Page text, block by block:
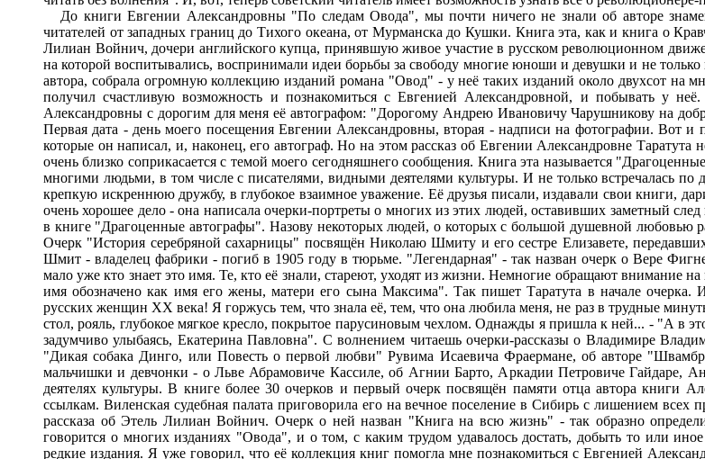
До книги Евгении Александровны "По следам Овода", мы почти ничего не знали об авторе
читателей от западных границ до Тихого океана, от Мурманска до Кушки. Книга эта, как и книга о
Лилиан Войнич, дочери английского купца, принявшую живое участие в русском революционном
на которой воспитывались, воспринимали идеи борьбы за свободу многие юноши и девушки и не
автора, собрала огромную коллекцию изданий романа "Овод" - у неё таких изданий около двухсот на
получил счастливую возможность и познакомиться с Евгенией Александровной, и побывать у
Александровны с дорогим для меня её автографом: "Дорогому Андрею Ивановичу Чарушникову на
Первая дата - день моего посещения Евгении Александровны, вторая - надписи на фотографии. Вот и
которые он написал, и, наконец, его автограф. Но на этом рассказ об Евгении Александровне
очень близко соприкасается с темой моего сегодняшнего сообщения. Книга эта называется
многими людьми, в том числе с писателями, видными деятелями культуры. И не только встречалась
крепкую искреннюю дружбу, в глубокое взаимное уважение. Её друзья писали, издавали свои книги,
очень хорошее дело - она написала очерки-портреты о многих из этих людей, оставивших заметный
в книге "Драгоценные автографы". Назову некоторых людей, о которых с большой душевной любовью
Очерк "История серебряной сахарницы" посвящён Николаю Шмиту и его сестре Елизавете,
Шмит - владелец фабрики - погиб в 1905 году в тюрьме. "Легендарная" - так назван очерк о Вере
мало уже кто знает это имя. Те, кто её знали, стареют, уходят из жизни. Немногие обращают внимание
имя обозначено как имя его жены, матери его сына Максима". Так пишет Таратута в начале
русских женщин XX века! Я горжусь тем, что знала её, тем, что она любила меня, не раз в трудные
стол, рояль, глубокое мягкое кресло, покрытое парусиновым чехлом. Однажды я пришла к ней... - "А в
задумчиво улыбаясь, Екатерина Павловна". С волнением читаешь очерки-рассказы о Владимире
"Дикая собака Динго, или Повесть о первой любви" Рувима Исаевича Фраермане, об авторе
мальчишки и девчонки - о Льве Абрамовиче Кассиле, об Агнии Барто, Аркадии Петровиче Гайдаре,
деятелях культуры. В книге более 30 очерков и первый очерк посвящён памяти отца автора книги
ссылкам. Виленская судебная палата приговорила его на вечное поселение в Сибирь с лишением
рассказа об Этель Лилиан Войнич. Очерк о ней назван "Книга на всю жизнь" - так образно
говорится о многих изданиях "Овода", и о том, с каким трудом удавалось достать, добыть то или
редкие издания. Я уже говорил, что её коллекция книг помогла мне познакомиться с Евгенией